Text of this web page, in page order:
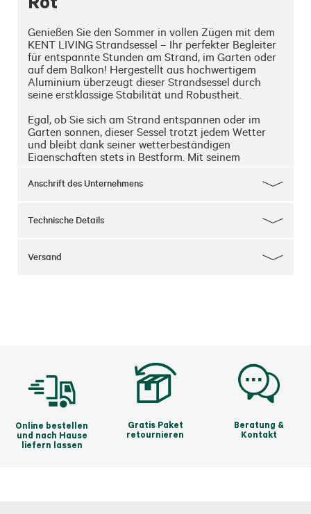
Genießen Sie den Sommer in vollen Zügen mit dem
KENT LIVING Strandsessel – Ihr perfekter Begleiter
für entspannte Stunden am Strand, im Garten oder
auf dem Balkon! Hergestellt aus hochwertigem
Aluminium überzeugt dieser Strandsessel durch
seine erstklassige Stabilität und Robustheit.
Egal, ob Sie sich am Strand entspannen oder im
Garten sonnen, dieser Sessel trotzt jedem Wetter
und bleibt dank seiner wetterbeständigen
Eigenschaften stets in Bestform. Mit seinem
Leichtgewicht unter den Gartenmöbeln und lässt
Dank seiner Klappfunktion ist der KENT LIVING
100/95x60x95/80 cm bieten Ihnen ausreichend
Anschrift des Unternehmens
Technische Details
Versand
Online bestellen
und nach Hause
liefern lassen
Gratis Paket
retournieren
Beratung &
Kontakt